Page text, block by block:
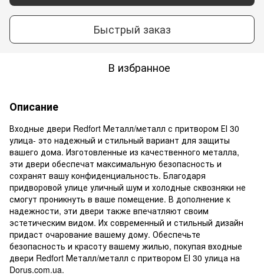
Быстрый заказ
В избранное
Описание
Входные двери Redfort Металл/металл с притвором ЕІ 30
улица- это надежный и стильный вариант для защиты
вашего дома. Изготовленные из качественного металла,
эти двери обеспечат максимальную безопасность и
сохранят вашу конфиденциальность. Благодаря
придворовой улице уличный шум и холодные сквозняки не
смогут проникнуть в ваше помещение. В дополнение к
надежности, эти двери также впечатляют своим
эстетическим видом. Их современный и стильный дизайн
придаст очарование вашему дому. Обеспечьте
безопасность и красоту вашему жилью, покупая входные
двери Redfort Металл/металл с притвором ЕІ 30 улица на
Dorus.com.ua.